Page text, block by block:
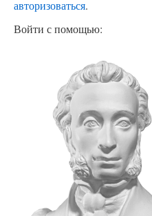
авторизоваться.
Войти с помощью: